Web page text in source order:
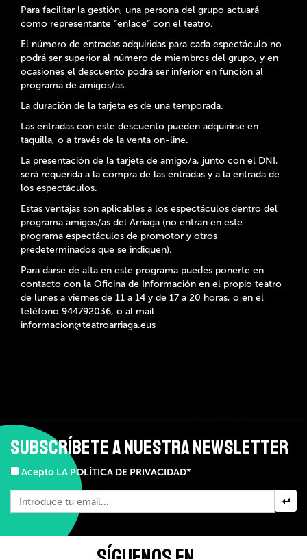
Para facilitar la gestión, una persona del grupo actuará
como representante “enlace” con el teatro.
El número de entradas adquiridas para cada espectáculo no
podrá ser superior al número de miembros del grupo, y en
ocasiones el descuento podrá ser inferior en función al
programa de amigos/as.
La duración de la tarjeta es de una temporada.
Las entradas con este descuento pueden adquirirse en
taquilla, o a través de la venta on-line.
La presentación de la tarjeta de amigo/a, junto con el DNI,
será requerida a la compra de las entradas y a la entrada de
los espectáculos.
Estas ventajas son aplicables a los espectáculos dentro del
programa amigos/as del Arriaga (no entran en este
programa espectáculos de promotor y otros
predeterminados que se indiquen).
Para darse de alta en este programa puedes ponerte en
contacto con la Oficina de Información en el propio teatro
de lunes a viernes de 11 a 14 y de 17 a 20 horas, o en el
teléfono 944792036, o al mail
informacion@teatroarriaga.eus
SUBSCRÍBETE A NUESTRA NEWSLETTER
Acepto LA POLÍTICA DE PRIVACIDAD*